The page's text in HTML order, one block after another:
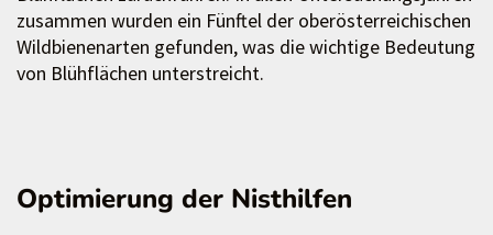
zusammen wurden ein Fünftel der oberösterreichischen
Wildbienenarten gefunden, was die wichtige Bedeutung
von Blühflächen unterstreicht.
Optimierung der Nisthilfen